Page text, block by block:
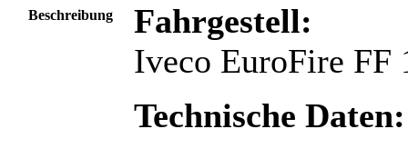
Beschreibung
Fahrgestell:
Iveco EuroFire FF
Technische Daten: